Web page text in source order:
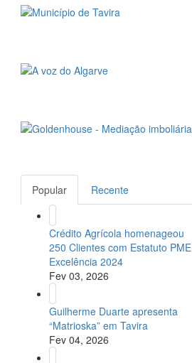
Popular Recente
Crédito Agrícola homenageou
250 Clientes com Estatuto PME
Excelência 2024
Fev 03, 2026
Guilherme Duarte apresenta
“Matrioska” em Tavira
Fev 04, 2026